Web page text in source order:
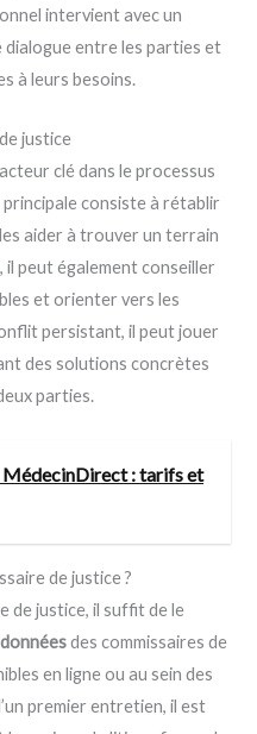
intervient avec un
entre les parties et
à leurs besoins.
justice
clé dans le processus
principale consiste à rétablir
aider à trouver un terrain
il peut également conseiller
et orienter vers les
persistant, il peut jouer
des solutions concrètes
parties.
: tarifs et
de justice ?
de justice, il suffit de le
des commissaires de
en ligne ou au sein des
premier entretien, il est